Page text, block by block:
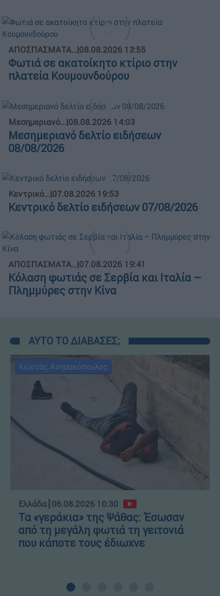
ΑΠΟΣΠΑΣΜΑΤΑ...|08.08.2026 13:55
Φωτιά σε ακατοίκητο κτίριο στην
πλατεία Κουμουνδούρου
Μεσημεριανό...|08.08.2026 14:03
Μεσημεριανό δελτίο ειδήσεων
08/08/2026
Κεντρικό...|07.08.2026 19:53
Κεντρικό δελτίο ειδήσεων 07/08/2026
ΑΠΟΣΠΑΣΜΑΤΑ...|07.08.2026 19:41
Κόλαση φωτιάς σε Σερβία και Ιταλία –
Πλημμύρες στην Κίνα
ΑΥΤΟ ΤΟ ΔΙΑΒΑΣΕΣ;
Κώστας Ασημακόπουλος
Ελλάδα┋06.08.2026 10:30
Τα «γεράκια» της Ψάθας: Έσωσαν
από τη μεγάλη φωτιά τη γειτονιά
που κάποτε τους έδιωχνε